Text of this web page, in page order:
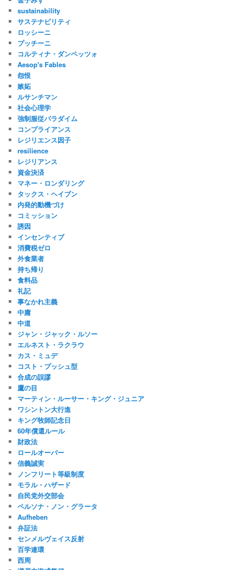
sustainability
サステナビリティ
ロッシーニ
プッチーニ
コルティナ・ダンペッツォ
Aesop's Fables
怨恨
嫉妬
ルサンチマン
社会心理学
強制服従パラダイム
コンプライアンス
レジリエンス因子
resilience
レジリアンス
資金決済
マネー・ロンダリング
タックス・ヘイブン
内発的動機づけ
コミッション
誘因
インセンティブ
消費税ゼロ
外食業者
持ち帰り
食料品
礼記
事なかれ主義
中庸
中道
ジャン・ジャック・ルソー
エルネスト・ラクラウ
カス・ミュデ
コスト・プッシュ型
合成の誤謬
鷹の目
マーティン・ルーサー・キング・ジュニア
ワシントン大行進
キング牧師記念日
60年償還ルール
財政法
ロールオーバー
信義誠実
ノンフリート等級制度
モラル・ハザード
自民党外交部会
ペルソナ・ノン・グラータ
Aufheben
弁証法
センメルヴェイス反射
百学連環
西周